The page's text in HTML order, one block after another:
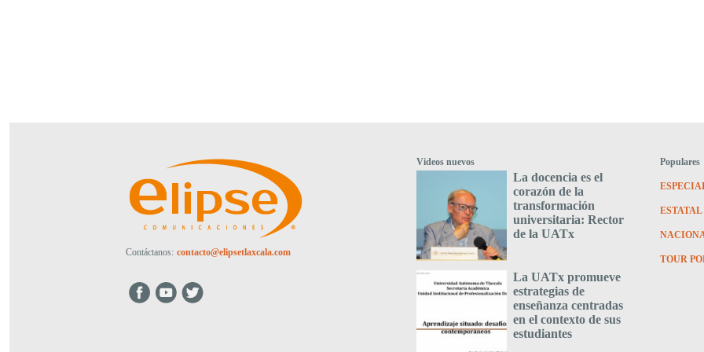
Contáctanos: contacto@elipsetlaxcala.com
Videos nuevos
La docencia es el
corazón de la
transformación
universitaria: Rector
de la UATx
La UATx promueve
estrategias de
enseñanza centradas
en el contexto de sus
estudiantes
Populares
ESTATAL
TOUR